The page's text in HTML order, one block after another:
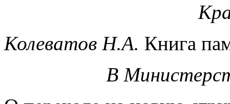
Колеватов Н.А. Книга
В